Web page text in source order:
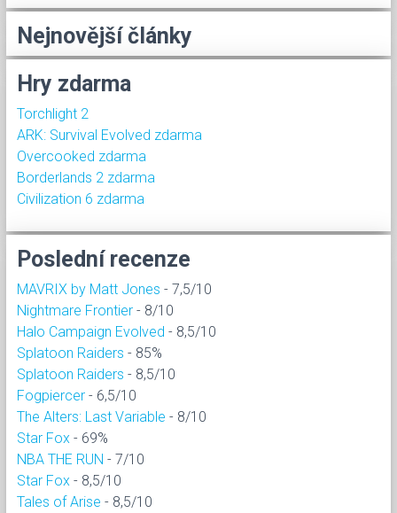
Nejnovější články
Hry zdarma
Torchlight 2
ARK: Survival Evolved zdarma
Overcooked zdarma
Borderlands 2 zdarma
Civilization 6 zdarma
Poslední recenze
MAVRIX by Matt Jones - 7,5/10
Nightmare Frontier - 8/10
Halo Campaign Evolved - 8,5/10
Splatoon Raiders - 85%
Splatoon Raiders - 8,5/10
Fogpiercer - 6,5/10
The Alters: Last Variable - 8/10
Star Fox - 69%
NBA THE RUN - 7/10
Star Fox - 8,5/10
Tales of Arise - 8,5/10